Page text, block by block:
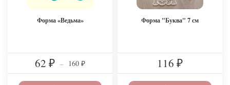
Форма «Ведьма»
62 ₽ – 160 ₽
Форма "Буква" 7 см
116 ₽